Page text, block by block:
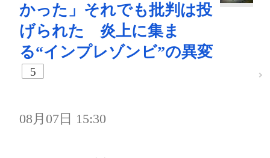
かった」それでも批判は投
げられた 炎上に集ま
る“インプレゾンビ”の異変
5
08月07日 15:30